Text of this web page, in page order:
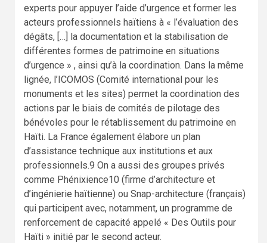
experts pour appuyer l’aide d’urgence et former les
acteurs professionnels haïtiens à « l’évaluation des
dégâts, […] la documentation et la stabilisation de
différentes formes de patrimoine en situations
d’urgence » , ainsi qu’à la coordination. Dans la même
lignée, l’ICOMOS (Comité international pour les
monuments et les sites) permet la coordination des
actions par le biais de comités de pilotage des
bénévoles pour le rétablissement du patrimoine en
Haïti. La France également élabore un plan
d’assistance technique aux institutions et aux
professionnels.9 On a aussi des groupes privés
comme Phénixience10 (firme d’architecture et
d’ingénierie haïtienne) ou Snap-architecture (français)
qui participent avec, notamment, un programme de
renforcement de capacité appelé « Des Outils pour
Haïti » initié par le second acteur.